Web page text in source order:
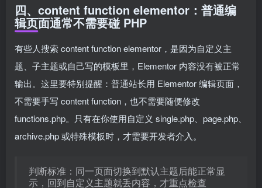
四、content function elementor：普通编
辑页面通常不需要碰 PHP
有些人搜索 content function elementor，是因为自定义主
题、子主题或自己写的模板里，Elementor 内容没有被正常
输出。这里要特别提醒：普通站长用 Elementor 编辑页面，
不需要手写 content function，也不需要随便修改
functions.php。只有在你使用自定义 single.php、page.php、
archive.php 或特殊模板时，才需要开发者介入。
判断标准：同一页面切换到默认主题后能正常显
示，回到自定义主题就丢内容，才重点检查